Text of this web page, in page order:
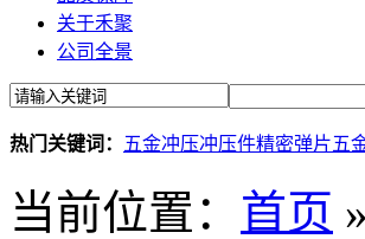
关于禾聚
公司全景
热门关键词： 五金冲压冲压件精密弹片五
当前位置： 首页 »